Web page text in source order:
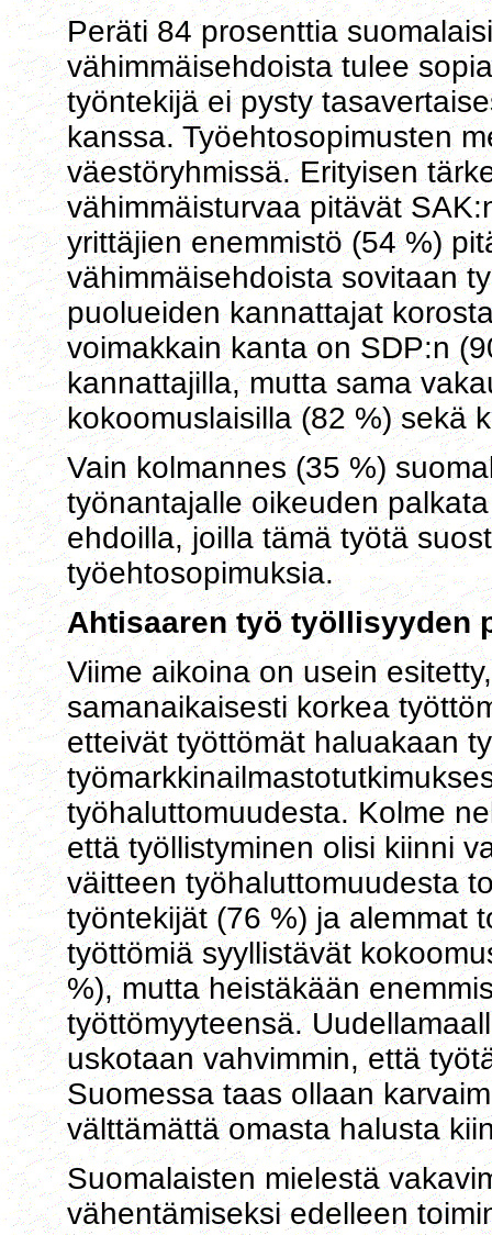
Peräti 84 prosenttia
vähimmäisehdoista tulee
työntekijä ei pysty
kanssa. Työehtosopimusten
väestöryhmissä. Erityisen
vähimmäisturvaa pitävät
yrittäjien enemmistö (54 %)
vähimmäisehdoista sovitaan
puolueiden kannattajat
voimakkain kanta on SDP:n
kannattajilla, mutta sama
kokoomuslaisilla (82 %) sekä
Vain kolmannes (35 %)
työnantajalle oikeuden
ehdoilla, joilla tämä työtä
työehtosopimuksia.
Ahtisaaren työ työllisyyden
Viime aikoina on usein
samanaikaisesti korkea
etteivät työttömät haluakaan
työhaluttomuudesta. Kolme
että työllistyminen olisi kiinni
väitteen työhaluttomuudesta
työntekijät (76 %) ja alemmat
työttömiä syyllistävät
%), mutta heistäkään
työttömyyteensä.
uskotaan vahvimmin, että
Suomessa taas ollaan
välttämättä omasta halusta
Suomalaisten mielestä
vähentämiseksi edelleen